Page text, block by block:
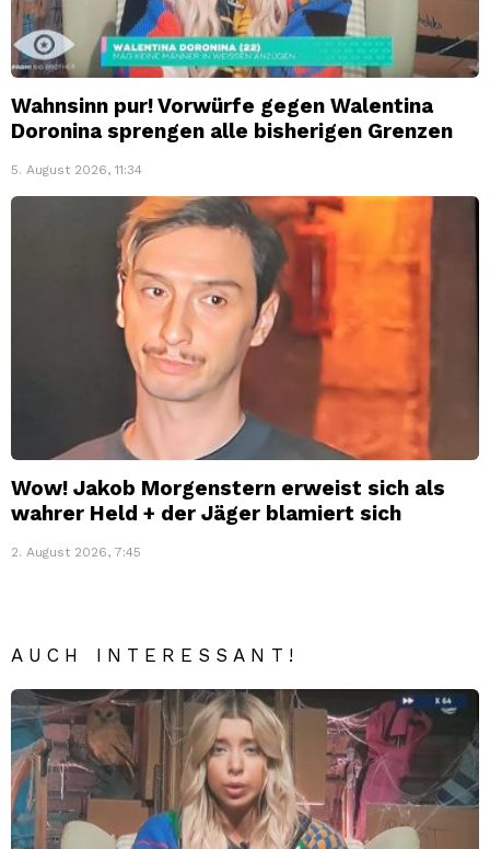
Wahnsinn pur! Vorwürfe gegen Walentina
Doronina sprengen alle bisherigen Grenzen
5. August 2026, 11:34
Wow! Jakob Morgenstern erweist sich als
wahrer Held + der Jäger blamiert sich
2. August 2026, 7:45
AUCH INTERESSANT!